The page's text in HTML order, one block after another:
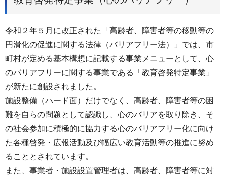
令和２年５月に改正された「高齢者、障害者等の移動等の
円滑化の促進に関する法律（バリアフリー法）」では、市
町村が定める基本構想に記載する事業メニューとして、心
のバリアフリーに関する事業である「教育啓発特定事業」
が新たに創設されました。
施設整備（ハード面）だけでなく、高齢者、障害者等の困
難を自らの問題として認識し、心のバリアを取り除き、そ
の社会参加に積極的に協力する心のバリアフリー化に向け
た各種啓発・広報活動及び幅広い教育活動等の推進に努め
ることとされています。
また、事業者・施設設置管理者は、高齢者、障害者等に対